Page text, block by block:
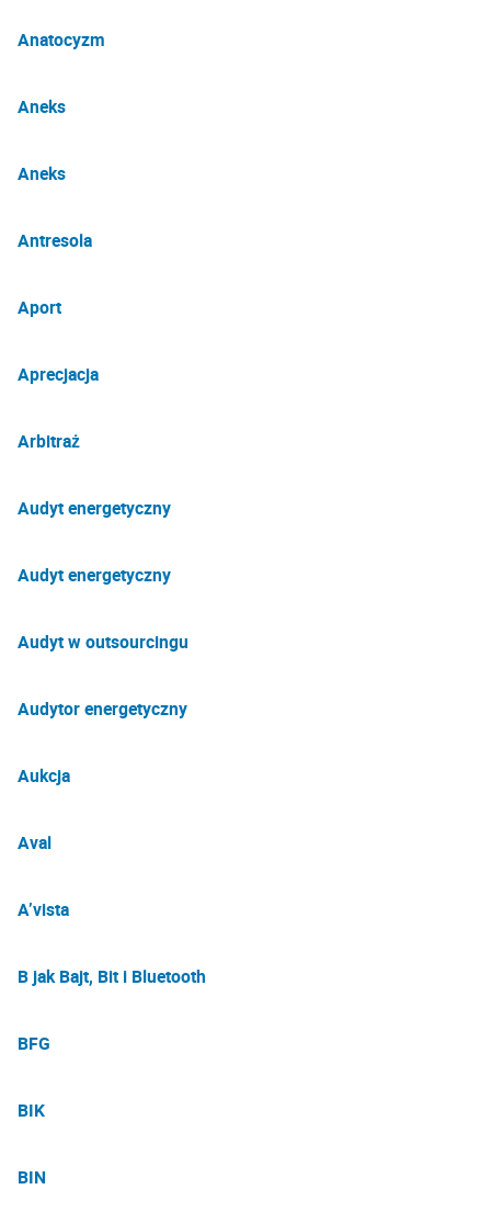
Anatocyzm
Aneks
Aneks
Antresola
Aport
Aprecjacja
Arbitraż
Audyt energetyczny
Audyt energetyczny
Audyt w outsourcingu
Audytor energetyczny
Aukcja
Aval
A’vista
B jak Bajt, Bit i Bluetooth
BFG
BIK
BIN